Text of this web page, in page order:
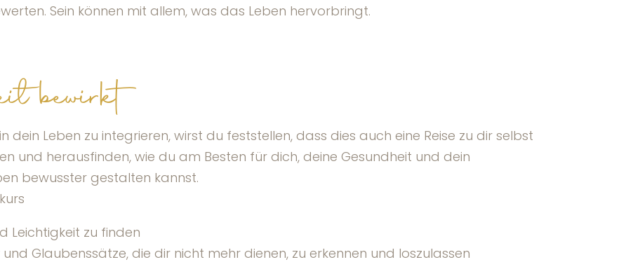
Sein können mit allem, was das Leben hervorbringt.
bewirkt
Leben zu integrieren, wirst du feststellen, dass dies auch eine Reise zu dir selbst
und herausfinden, wie du am Besten für dich, deine Gesundheit und dein
bewusster gestalten kannst.
Leichtigkeit zu finden
Glaubenssätze, die dir nicht mehr dienen, zu erkennen und loszulassen